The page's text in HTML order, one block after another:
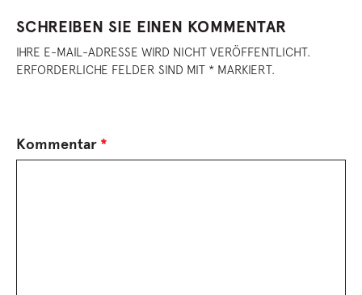
SCHREIBEN SIE EINEN KOMMENTAR
IHRE E-MAIL-ADRESSE WIRD NICHT VERÖFFENTLICHT.
ERFORDERLICHE FELDER SIND MIT * MARKIERT.
Kommentar *